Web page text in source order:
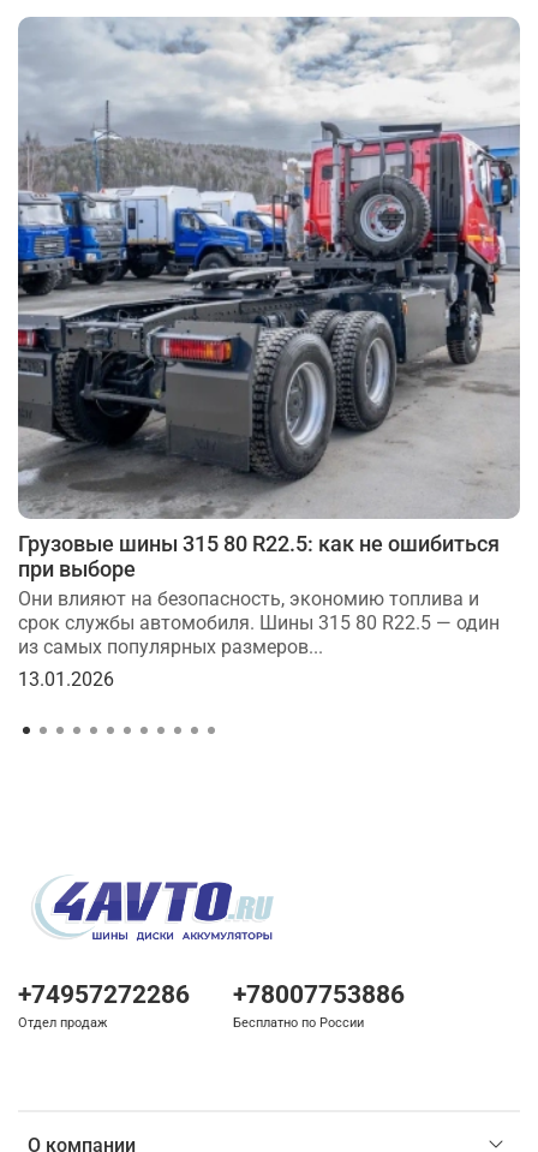
Грузовые шины 315 80 R22.5: как не ошибиться
при выборе
Они влияют на безопасность, экономию топлива и
срок службы автомобиля. Шины 315 80 R22.5 — один
из самых популярных размеров...
13.01.2026
О компании
+74957272286
Отдел продаж
+78007753886
Бесплатно по России